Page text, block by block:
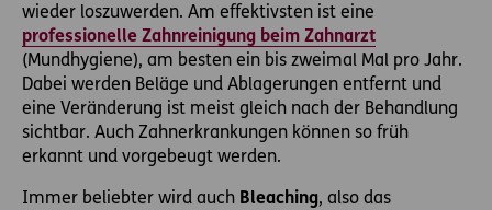
wieder loszuwerden. Am effektivsten ist eine
professionelle Zahnreinigung beim Zahnarzt
(Mundhygiene), am besten ein bis zweimal Mal pro Jahr.
Dabei werden Beläge und Ablagerungen entfernt und
eine Veränderung ist meist gleich nach der Behandlung
sichtbar. Auch Zahnerkrankungen können so früh
erkannt und vorgebeugt werden.
Immer beliebter wird auch Bleaching, also das